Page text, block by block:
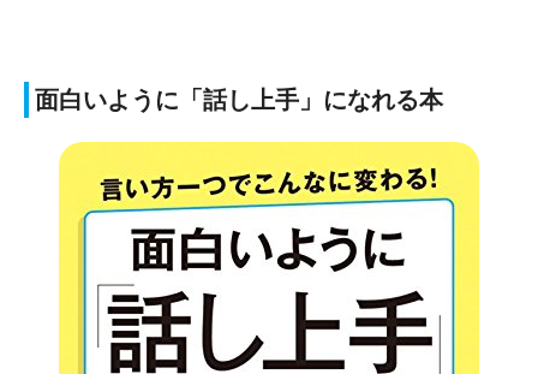
面白いように「話し上手」になれる本